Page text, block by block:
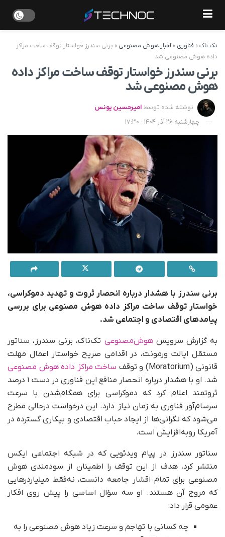
تک ناک» فناوری » اخبار هوش مصنوعی » برنی سندرز خواستار توقف ساخت مراکز
داده هوش مصنوعی شد
برنی سندرز خواستار توقف ساخت مراکز داده
هوش مصنوعی شد
نوشته شده توسط امیرحسین یونس
چهارشنبه 26 آذر 1404 - 17:30
برنی سندرز با هشدار درباره انحصار ثروت و تهدید دموکراسی،
خواستار توقف ساخت مراکز داده هوش مصنوعی برای بررسی
پیامدهای اقتصادی و اجتماعی شد.
به گزارش سرویسهوش‌مصنوعی تک‌ناک، برنی سندرز، سناتور
مستقل ایالت ورمونت، در اقدامی صریح خواستار اعمال مهلت
قانونی (Moratorium) و توقف
ساخت مراکز داده هوش مصنوعی
شد. او با هشدار درباره انحصار منافع این فناوری در دست ۱ درصد
ثروتمند اعلام کرد که دموکراسی برای همگام‌شدن با سرعت
سرسام‌آور فناوری به زمان نیاز دارد. این درخواست درحالی مطرح
می‌شود که نگرانی‌ها از ایجاد حباب اقتصادی و بیکاری گسترده در
آمریکا رو‌به‌افزایش است.
سناتور سندرز در پیام ویدئویی که در شبکه اجتماعی ایکس
منتشر کرد، هدف از این توقف را اطمینان از سودمندی هوش
مصنوعی برای تمام اقشار جامعه دانست، نه‌فقط میلیاردرهایی
که مروج آن هستند. او سه سؤال اساسی را پیش روی افکار
عمومی قرار داد:
چه کسانی با تهاجم و سرعت زیاد هوش مصنوعی را به